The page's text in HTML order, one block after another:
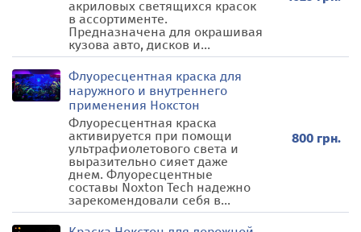
акриловых светящихся красок
в ассортименте.
Предназначена для окрашивая
кузова авто, дисков и...
Флуоресцентная краска для
наружного и внутреннего
применения Нокстон
Флуоресцентная краска
активируется при помощи
ультрафиолетового света и
выразительно сияет даже
днем. Флуоресцентные
составы Noxton Tech надежно
зарекомендовали себя в...
800 грн.